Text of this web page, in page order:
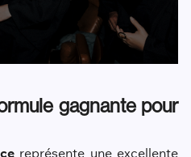
gagnante pour
représente une excellente